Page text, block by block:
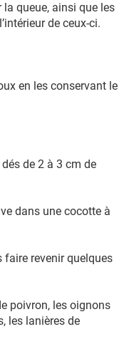
la queue, ainsi que les
de ceux-ci.
en les conservant le
de 2 à 3 cm de
dans une cocotte à
faire revenir quelques
poivron, les oignons
les lanières de